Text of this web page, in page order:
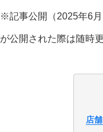
※記事公開（2025年6
が公開された際は随時
店